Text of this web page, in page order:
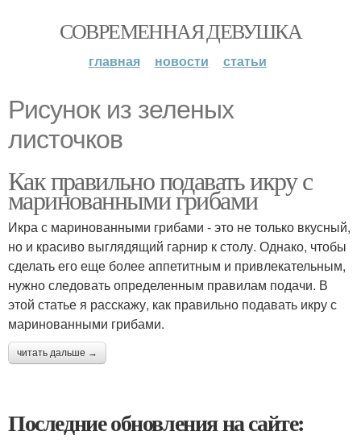
СОВРЕМЕННАЯ ДЕВУШКА
главная новости статьи
Рисунок из зеленых
листочков
Как правильно подавать икру с
маринованными грибами
Икра с маринованными грибами - это не только вкусный,
но и красиво выглядящий гарнир к столу. Однако, чтобы
сделать его еще более аппетитным и привлекательным,
нужно следовать определенным правилам подачи. В
этой статье я расскажу, как правильно подавать икру с
маринованными грибами.
читать дальше →
Последние обновления на сайте: